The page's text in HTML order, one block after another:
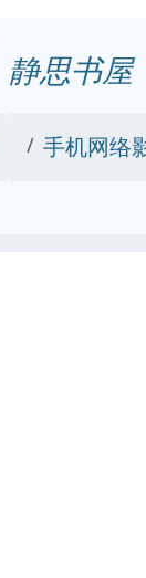
静思书屋
手机网络